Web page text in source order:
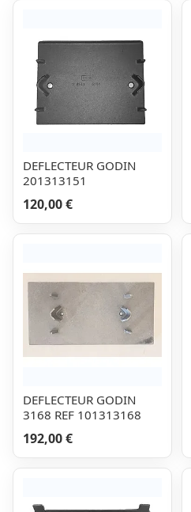
DEFLECTEUR GODIN
201313151
120,00 €
DEFLECTEUR GODIN
3168 REF 101313168
192,00 €